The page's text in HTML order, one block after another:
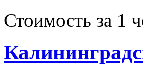
Стоимость за 1